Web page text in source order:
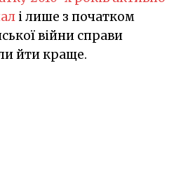
і лише з початком
війни справи
йти краще.